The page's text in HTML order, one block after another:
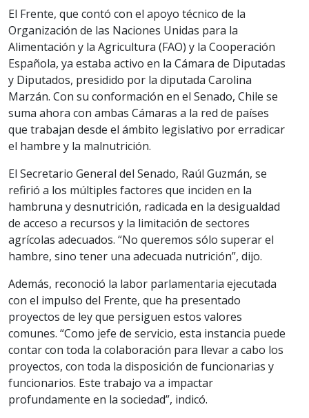
El Frente, que contó con el apoyo técnico de la
Organización de las Naciones Unidas para la
Alimentación y la Agricultura (FAO) y la Cooperación
Española, ya estaba activo en la Cámara de Diputadas
y Diputados, presidido por la diputada Carolina
Marzán. Con su conformación en el Senado, Chile se
suma ahora con ambas Cámaras a la red de países
que trabajan desde el ámbito legislativo por erradicar
el hambre y la malnutrición.
El Secretario General del Senado, Raúl Guzmán, se
refirió a los múltiples factores que inciden en la
hambruna y desnutrición, radicada en la desigualdad
de acceso a recursos y la limitación de sectores
agrícolas adecuados. “No queremos sólo superar el
hambre, sino tener una adecuada nutrición”, dijo.
Además, reconoció la labor parlamentaria ejecutada
con el impulso del Frente, que ha presentado
proyectos de ley que persiguen estos valores
comunes. “Como jefe de servicio, esta instancia puede
contar con toda la colaboración para llevar a cabo los
proyectos, con toda la disposición de funcionarias y
funcionarios. Este trabajo va a impactar
profundamente en la sociedad”, indicó.